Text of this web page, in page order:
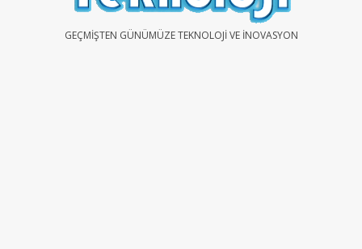
FREEGEÇMIŞTEN GÜNÜMÜZE TEKNOLOJI VE İNOVASYON